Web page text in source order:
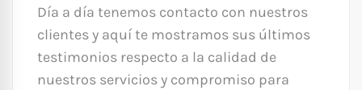
Día a día tenemos contacto con nuestros
clientes y aquí te mostramos sus últimos
testimonios respecto a la calidad de
nuestros servicios y compromiso para